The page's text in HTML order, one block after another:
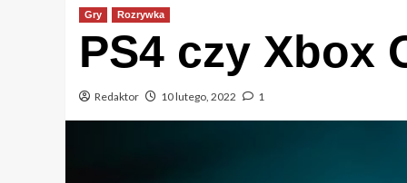
Gry Rozrywka
PS4 czy Xbox
Redaktor 10 lutego, 2022 1